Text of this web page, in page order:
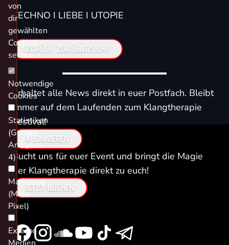
TECHNO I LIEBE I UTOPIE
ZURÜCK ZUR ÜBERSICHT
Erhaltet alle News direkt in euer Postfach. Bleibt
immer auf dem Laufenden zum Klangtherapie
Festival!
ABONNIEREN
Bucht uns für euer Event und bringt die Magie
der Klangtherapie direkt zu euch!
JETZT BUCHEN
von
dir
gewählten
Cookies
setzen.
Notwendige
Cookies
Statistiken
(Google
Analytics
4)
Marketing
(Meta
Pixel)
Externe